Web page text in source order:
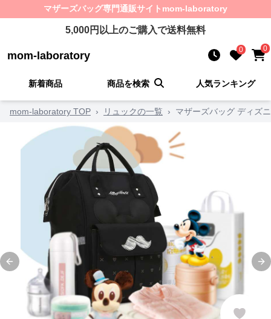
マザーズバッグ専門通販サイト mom-laboratory
5,000円以上のご購入で送料無料
mom-laboratory 0 0
新着商品 商品を検索 人気ランキング
mom-laboratory TOP › リュックの一覧 › マザーズバッグ ディズ
Previous slide